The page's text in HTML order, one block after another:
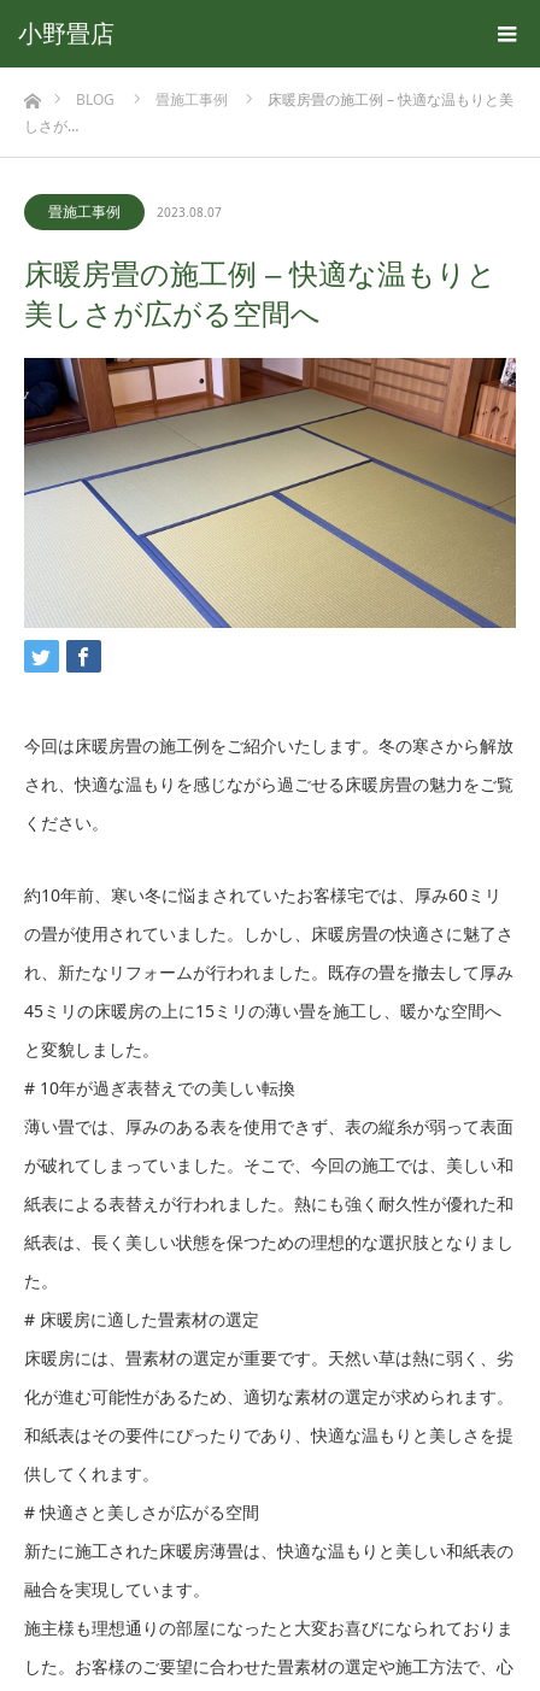
小野畳店
ホームBLOG 畳施工事例
床暖房畳の施工例 – 快適な温もりと美
しさが…
畳施工事例 2023.08.07
床暖房畳の施工例 – 快適な温もりと
美しさが広がる空間へ
今回は床暖房畳の施工例をご紹介いたします。冬の寒さから解放
され、快適な温もりを感じながら過ごせる床暖房畳の魅力をご覧
ください。
約10年前、寒い冬に悩まされていたお客様宅では、厚み60ミリ
の畳が使用されていました。しかし、床暖房畳の快適さに魅了さ
れ、新たなリフォームが行われました。既存の畳を撤去して厚み
45ミリの床暖房の上に15ミリの薄い畳を施工し、暖かな空間へ
と変貌しました。
# 10年が過ぎ表替えでの美しい転換
薄い畳では、厚みのある表を使用できず、表の縦糸が弱って表面
が破れてしまっていました。そこで、今回の施工では、美しい和
紙表による表替えが行われました。熱にも強く耐久性が優れた和
紙表は、長く美しい状態を保つための理想的な選択肢となりまし
た。
# 床暖房に適した畳素材の選定
床暖房には、畳素材の選定が重要です。天然い草は熱に弱く、劣
化が進む可能性があるため、適切な素材の選定が求められます。
和紙表はその要件にぴったりであり、快適な温もりと美しさを提
供してくれます。
# 快適さと美しさが広がる空間
新たに施工された床暖房薄畳は、快適な温もりと美しい和紙表の
融合を実現しています。
施主様も理想通りの部屋になったと大変お喜びになられておりま
した。お客様のご要望に合わせた畳素材の選定や施工方法で、心